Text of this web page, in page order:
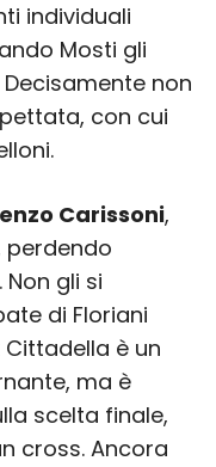
individuali
Mosti gli
non
con cui
Carissoni,
perdendo
gli si
di Floriani
Cittadella è un
ma è
scelta finale,
cross. Ancora